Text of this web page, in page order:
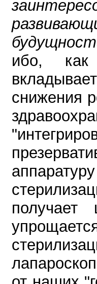
ибо, как
снижения
получает